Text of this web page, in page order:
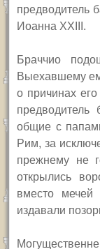
предводитель
ИоаннаXXIII.
Браччио
Выехавшему
о причинах
предводитель
общие с
Рим, за
прежнему не
открылись
вместо
издавали